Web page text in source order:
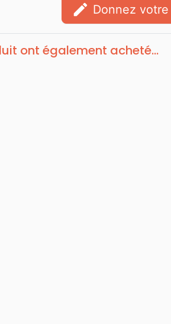
edit Donnez votre
ont également acheté...